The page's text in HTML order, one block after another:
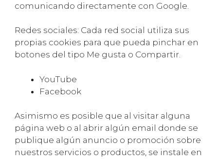
comunicando directamente con Google.
Redes sociales: Cada red social utiliza sus
propias cookies para que pueda pinchar en
botones del tipo Me gusta o Compartir.
YouTube
Facebook
Asimismo es posible que al visitar alguna
página web o al abrir algún email donde se
publique algún anuncio o promoción sobre
nuestros servicios o productos, se instale en